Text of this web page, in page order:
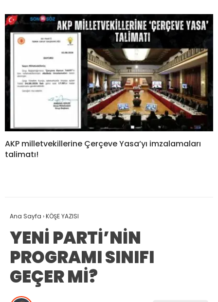
AKP milletvekillerine Çerçeve Yasa’yı imzalamaları
talimatı!
Ana Sayfa ›KÖŞE YAZISI
YENİ PARTİ’NİN
PROGRAMI SINIFI
GEÇER Mİ?